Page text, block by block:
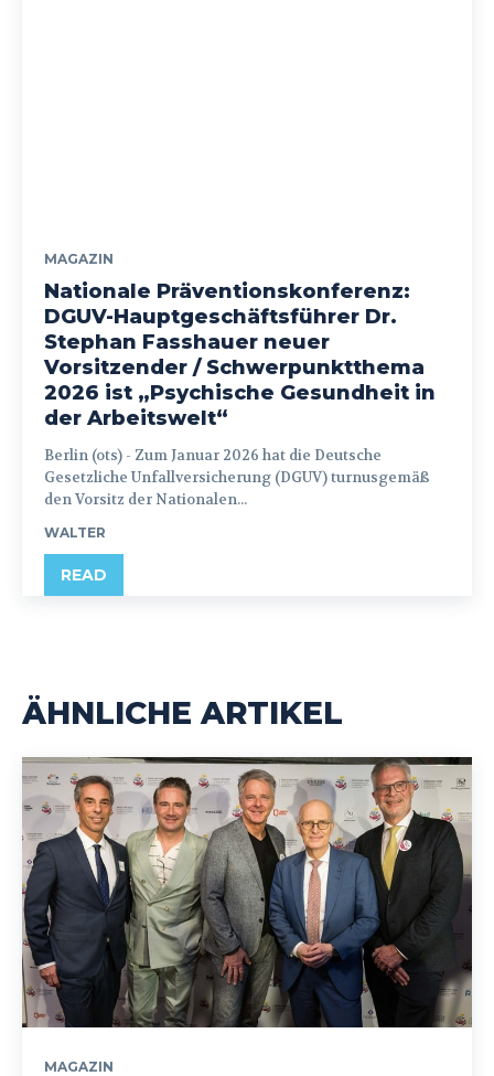
MAGAZIN
Nationale Präventionskonferenz:
DGUV-Hauptgeschäftsführer Dr.
Stephan Fasshauer neuer
Vorsitzender / Schwerpunktthema
2026 ist „Psychische Gesundheit in
der Arbeitswelt“
Berlin (ots) - Zum Januar 2026 hat die Deutsche
Gesetzliche Unfallversicherung (DGUV) turnusgemäß
den Vorsitz der Nationalen...
WALTER
READ
ÄHNLICHE ARTIKEL
MAGAZIN